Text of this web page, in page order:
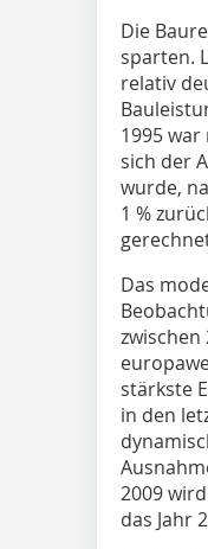
Die
sparten.
relativ
1995
sich der
wurde,
1 %
Das
stärkste
in den
2009
das Jahr